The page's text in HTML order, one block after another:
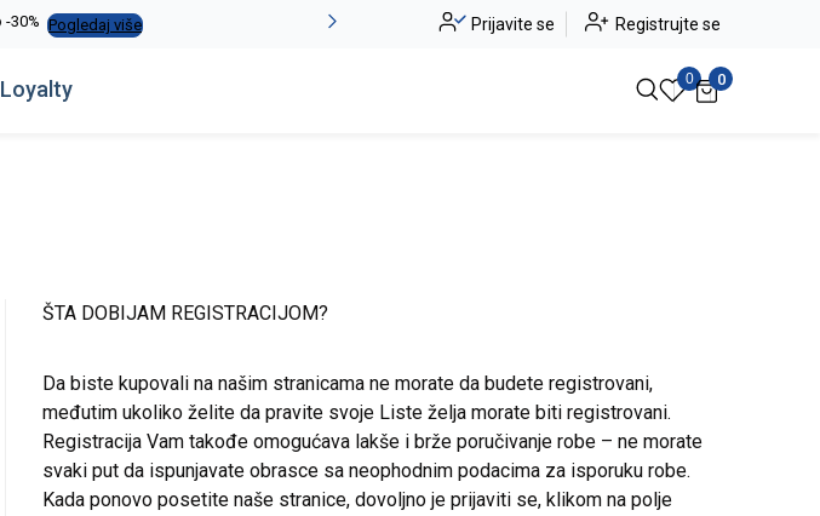
La Plage peškiri do -30% Pogledaj više Alma Ras do -50% Pogledaj više
Prijavite se Registrujte se
Loyalty 0 0
ŠTA DOBIJAM REGISTRACIJOM?
Da biste kupovali na našim stranicama ne morate da budete registrovani,
međutim ukoliko želite da pravite svoje Liste želja morate biti registrovani.
Registracija Vam takođe omogućava lakše i brže poručivanje robe – ne morate
svaki put da ispunjavate obrasce sa neophodnim podacima za isporuku robe.
Kada ponovo posetite naše stranice, dovoljno je prijaviti se, klikom na polje